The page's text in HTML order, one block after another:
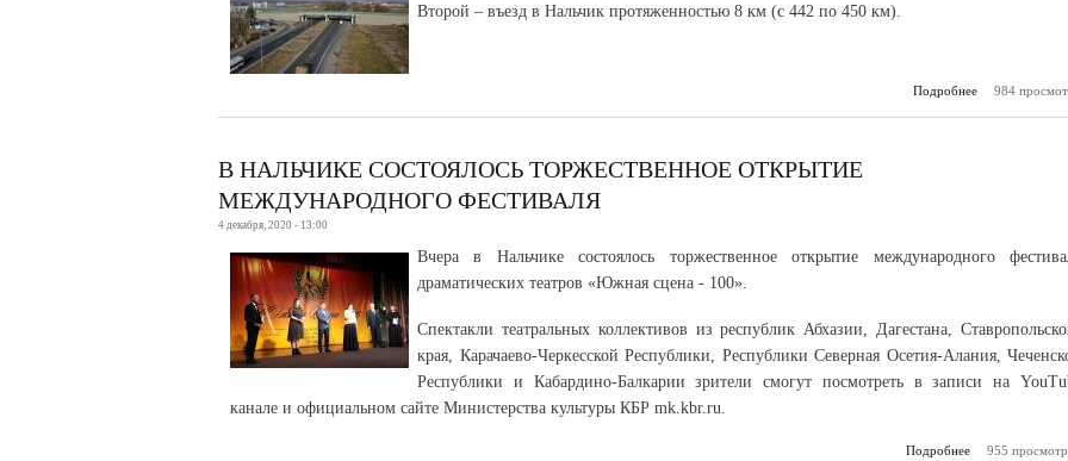
Второй – въезд в Нальчик протяженностью 8 км (с 442 по 450 км).
Подробнее
о В
984
В НАЛЬЧИКЕ СОСТОЯЛОСЬ ТОРЖЕСТВЕННОЕ ОТКРЫТИЕ
МЕЖДУНАРОДНОГО ФЕСТИВАЛЯ
4 декабря, 2020 - 13:00
Вчера в Нальчике состоялось торжественное открытие международного
драматических театров «Южная сцена - 100».
Спектакли театральных коллективов из республик Абхазии, Дагестана,
края, Карачаево-Черкесской Республики, Республики Северная Осетия-Алания,
Республики и Кабардино-Балкарии зрители смогут посмотреть в записи на
канале и официальном сайте Министерства культуры КБР mk.kbr.ru.
Подробнее
о В
955